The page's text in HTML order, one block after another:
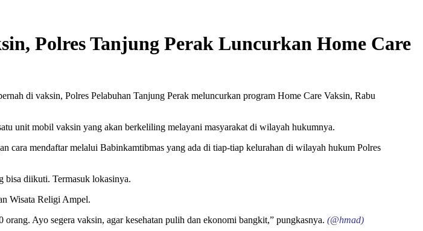
Polres Tanjung Perak Luncurkan Home Care
di vaksin, Polres Pelabuhan Tanjung Perak meluncurkan program Home Care Vaksin, Rabu
unit mobil vaksin yang akan berkeliling melayani masyarakat di wilayah hukumnya.
cara mendaftar melalui Babinkamtibmas yang ada di tiap-tiap kelurahan di wilayah hukum Polres
bisa diikuti. Termasuk lokasinya.
Wisata Religi Ampel.
Ayo segera vaksin, agar kesehatan pulih dan ekonomi bangkit,” pungkasnya. (@hmad)